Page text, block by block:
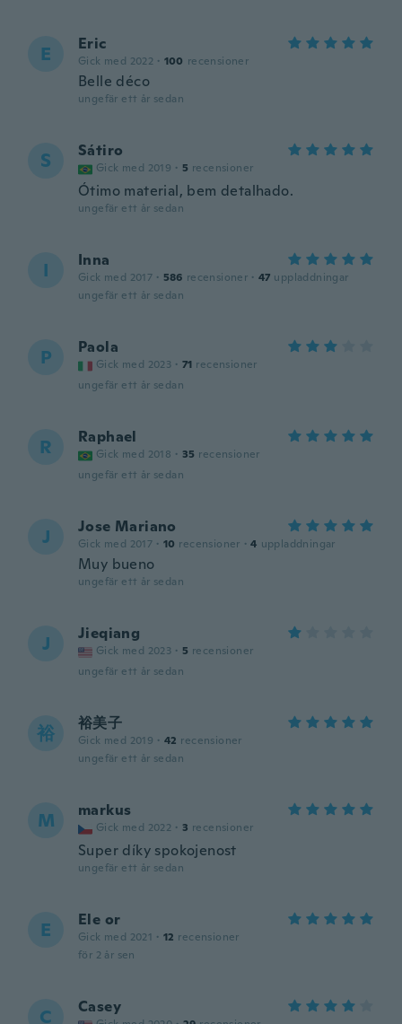
E Eric
Gick med 2022 · 100 recensioner
Belle déco
ungefär ett år sedan
S Sátiro
Gick med 2019 · 5 recensioner
Ótimo material, bem detalhado.
ungefär ett år sedan
I Inna
Gick med 2017 · 586 recensioner · 47 uppladdningar
ungefär ett år sedan
P Paola
Gick med 2023 · 71 recensioner
ungefär ett år sedan
R Raphael
Gick med 2018 · 35 recensioner
ungefär ett år sedan
J Jose Mariano
Gick med 2017 · 10 recensioner · 4 uppladdningar
Muy bueno
ungefär ett år sedan
J Jieqiang
Gick med 2023 · 5 recensioner
ungefär ett år sedan
裕 裕美子
Gick med 2019 · 42 recensioner
ungefär ett år sedan
M markus
Gick med 2022 · 3 recensioner
Super díky spokojenost
ungefär ett år sedan
E Ele or
Gick med 2021 · 12 recensioner
för 2 år sen
C Casey